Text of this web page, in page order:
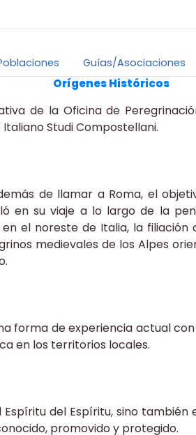
Guías/Asociaciones
Orígenes Históricos
de la Oficina de
Studi Compostellani.
de llamar a Roma, el
en su viaje a lo largo de la
el noreste de Italia, la
medievales de los Alpes
forma de experiencia actual
en los territorios locales.
Espíritu del Espíritu, sino
promovido y protegido.